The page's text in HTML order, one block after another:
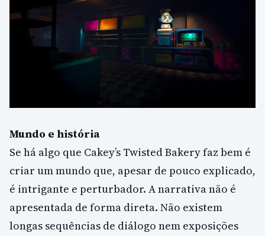
Mundo e história
Se há algo que Cakey’s Twisted Bakery faz bem é
criar um mundo que, apesar de pouco explicado,
é intrigante e perturbador. A narrativa não é
apresentada de forma direta. Não existem
longas sequências de diálogo nem exposições